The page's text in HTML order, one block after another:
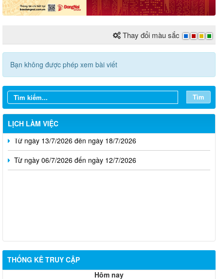
Thay đổi màu sắc
Bạn không được phép xem bài viết
Tìm
LỊCH LÀM VIỆC
Từ ngày 03/8/2026 đến ngày 09/8/2026
Từ ngày 27/7/2026 đến ngày 02/8/2026
Từ ngày 20/7/2026 đến ngày 26/7/2026
Từ ngày 13/7/2026 đến ngày 18/7/2026
Từ ngày 06/7/2026 đến ngày 12/7/2026
THỐNG KÊ TRUY CẬP
Hôm nay